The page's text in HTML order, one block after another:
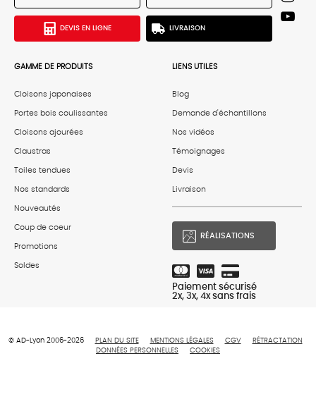
DEVIS EN LIGNE LIVRAISON
GAMME DE PRODUITS
Cloisons japonaises
Portes bois coulissantes
Cloisons ajourées
Claustras
Toiles tendues
Nos standards
Nouveautés
Coup de coeur
Promotions
Soldes
LIENS UTILES
Blog
Demande d'échantillons
Nos vidéos
Témoignages
Devis
Livraison
RÉALISATIONS
Paiement sécurisé
2x, 3x, 4x sans frais
© AD-Lyon 2006-2026 PLAN DU SITE MENTIONS LÉGALES CGV
RÉTRACTATION
DONNÉES PERSONNELLES
COOKIES